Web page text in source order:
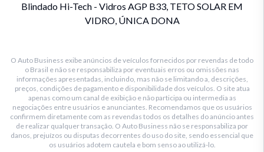
Blindado Hi-Tech - Vidros AGP B33, TETO SOLAR EM
VIDRO, ÚNICA DONA
O Auto Business exibe anúncios de veículos fornecidos por revendas de todo
o Brasil e não se responsabiliza por eventuais erros ou omissões nas
informações apresentadas, incluindo, mas não se limitando a, descrições,
preços, condições de pagamento e disponibilidade dos veículos. O site atua
apenas como um canal de exibição e não participa ou intermedia as
negociações entre usuários e anunciantes. Recomendamos que os usuários
confirmem diretamente com as revendas todos os detalhes do anúncio antes
de realizar qualquer transação. O Auto Business não se responsabiliza por
danos, prejuízos ou disputas decorrentes do uso do site, sendo essencial que
os usuários adotem cautela e bom senso ao utilizá-lo.